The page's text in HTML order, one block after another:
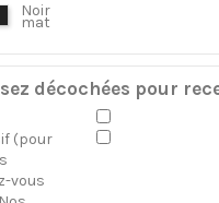
Noir
mat
décochées pour
(pour
vous